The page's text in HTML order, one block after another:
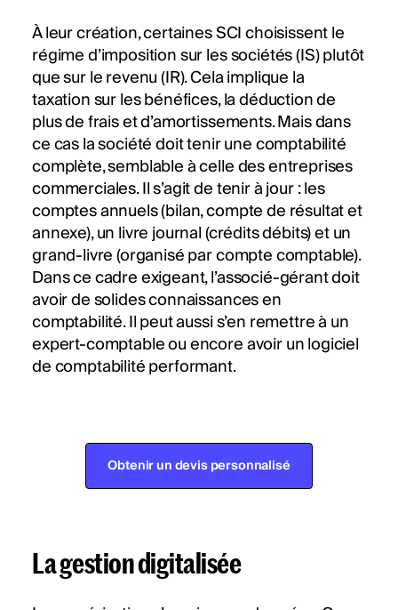
À leur création, certaines SCI choisissent le
régime d’imposition sur les sociétés (IS) plutôt
que sur le revenu (IR). Cela implique la
taxation sur les bénéfices, la déduction de
plus de frais et d’amortissements. Mais dans
ce cas la société doit tenir une comptabilité
complète, semblable à celle des entreprises
commerciales. Il s’agit de tenir à jour : les
comptes annuels (bilan, compte de résultat et
annexe), un livre journal (crédits débits) et un
grand-livre (organisé par compte comptable).
Dans ce cadre exigeant, l’associé-gérant doit
avoir de solides connaissances en
comptabilité. Il peut aussi s’en remettre à un
expert-comptable ou encore avoir un logiciel
de comptabilité performant.
Obtenir un devis personnalisé
La gestion digitalisée